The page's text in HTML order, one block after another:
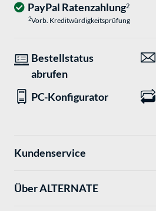
PayPal Ratenzahlung2
2Vorb. Kreditwürdigkeitsprüfung
Bestellstatus
abrufen
PC-Konfigurator
Kundenservice
Über ALTERNATE